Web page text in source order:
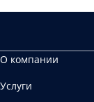
О компании
Услуги